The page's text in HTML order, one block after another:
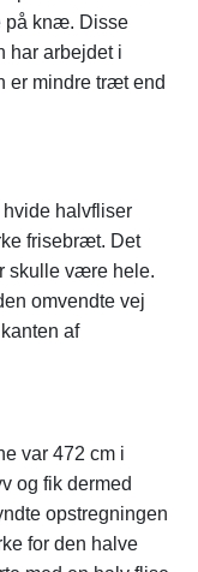
på knæ. Disse
har arbejdet i
er mindre træt end
halvfliser
frisebræt. Det
skulle være hele.
omvendte vej
af
var 472 cm i
og fik dermed
opstregningen
for den halve